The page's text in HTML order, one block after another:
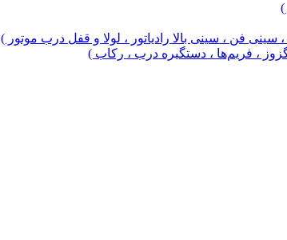
)
فن ، سینی بالا رادیاتور ، لولا و قفل درب موتور )
، فریم‌ها ، دستگیره درب ، رکاب )